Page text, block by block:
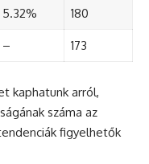
5.32% 180
– 173
kaphatunk arról,
száma az
figyelhetők